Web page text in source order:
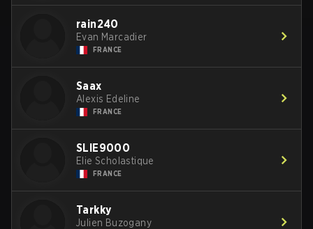
rain240
Evan Marcadier
FRANCE
Saax
Alexis Edeline
FRANCE
SLIE9000
Elie Scholastique
FRANCE
Tarkky
Julien Buzogany